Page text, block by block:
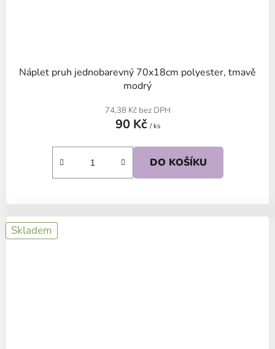
Náplet pruh jednobarevný 70x18cm polyester, tmavě
modrý
74,38 Kč bez DPH
90 Kč / ks
DO KOŠÍKU
Skladem